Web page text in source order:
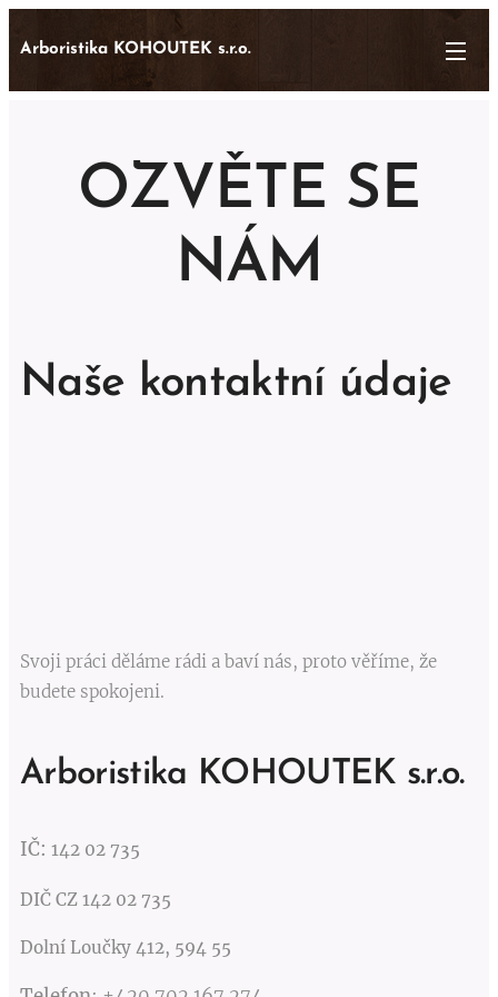
Arboristika KOHOUTEK s.r.o.
OZVĚTE SE
NÁM
Naše kontaktní údaje
Svoji práci děláme rádi a baví nás, proto věříme, že
budete spokojeni.
Arboristika KOHOUTEK s.r.o.
IČ: 142 02 735
DIČ CZ 142 02 735
Dolní Loučky 412, 594 55